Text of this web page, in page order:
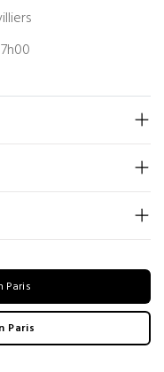
Paris
Paris